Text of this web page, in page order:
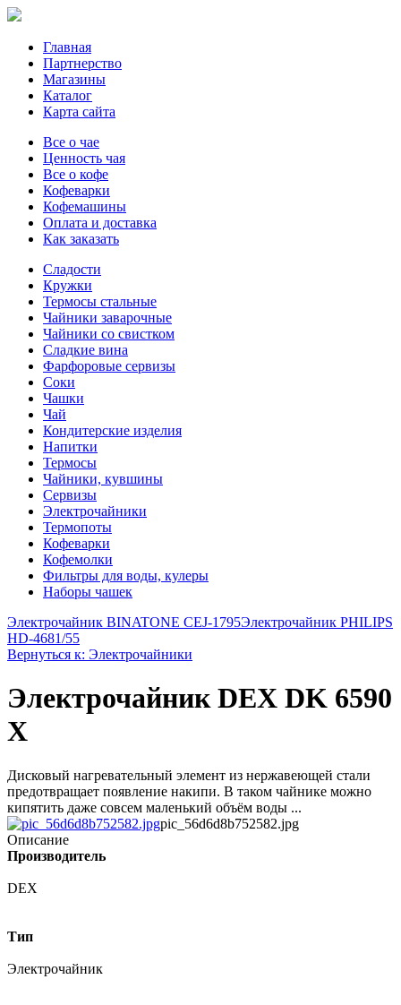
Главная
Партнерство
Магазины
Каталог
Карта сайта
Все о чае
Ценность чая
Все о кофе
Кофеварки
Кофемашины
Оплата и доставка
Как заказать
Сладости
Кружки
Термосы стальные
Чайники заварочные
Чайники со свистком
Сладкие вина
Фарфоровые сервизы
Соки
Чашки
Чай
Кондитерские изделия
Напитки
Термосы
Чайники, кувшины
Сервизы
Электрочайники
Термопоты
Кофеварки
Кофемолки
Фильтры для воды, кулеры
Наборы чашек
Электрочайник BINATONE CEJ-1795Электрочайник PHILIPS
HD-4681/55
Вернуться к: Электрочайники
Электрочайник DEX DK 6590
X
Дисковый нагревательный элемент из нержавеющей стали
предотвращает появление накипи. В таком чайнике можно
кипятить даже совсем маленький объём воды ...
pic_56d6d8b752582.jpg
Описание
Производитель
DEX
Тип
Электрочайник